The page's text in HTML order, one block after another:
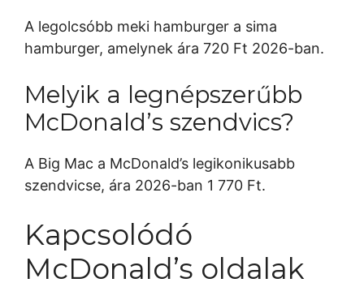
A legolcsóbb meki hamburger a sima
hamburger, amelynek ára 720 Ft 2026-ban.
Melyik a legnépszerűbb
McDonald’s szendvics?
A Big Mac a McDonald’s legikonikusabb
szendvicse, ára 2026-ban 1 770 Ft.
Kapcsolódó
McDonald’s oldalak